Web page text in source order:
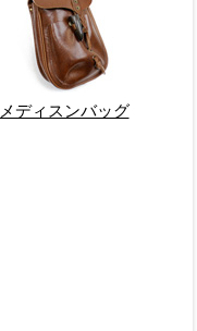
メディスンバッグ